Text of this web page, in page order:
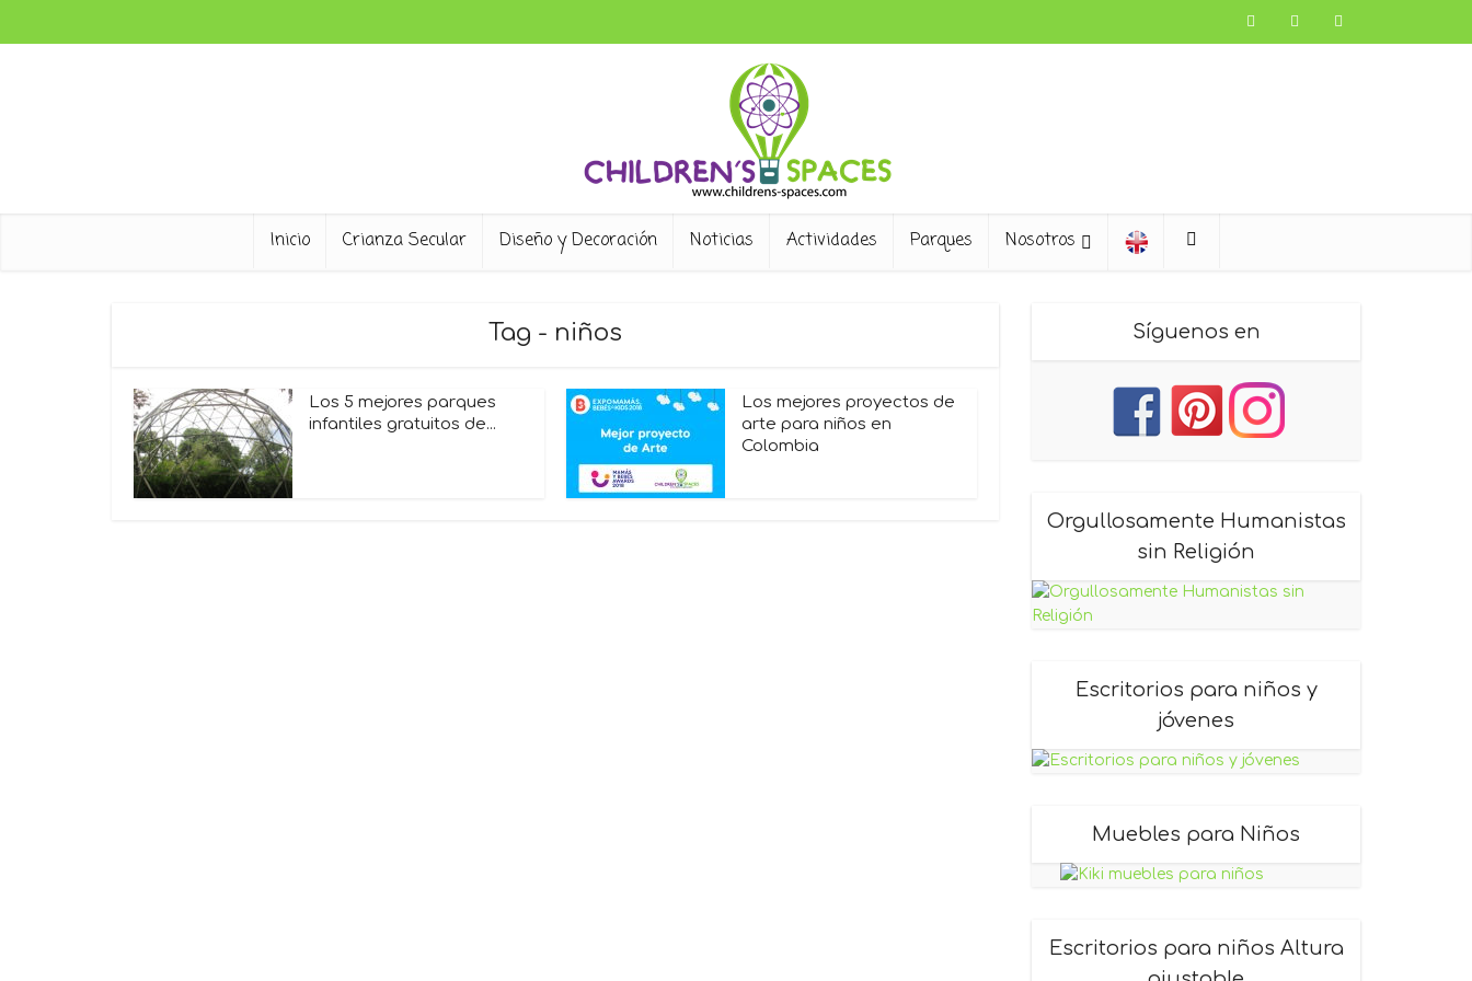
Inicio Crianza Secular Diseño y Decoración Noticias Actividades Parques Nosotros
Tag - niños
Los 5 mejores parques
infantiles gratuitos de...
Los mejores proyectos de
arte para niños en
Colombia
Síguenos en
Orgullosamente Humanistas
sin Religión
Escritorios para niños y
jóvenes
Muebles para Niños
Escritorios para niños Altura